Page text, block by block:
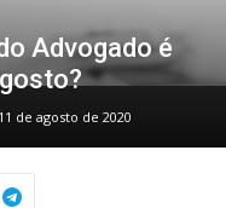
Advogado é
11 de agosto de 2020